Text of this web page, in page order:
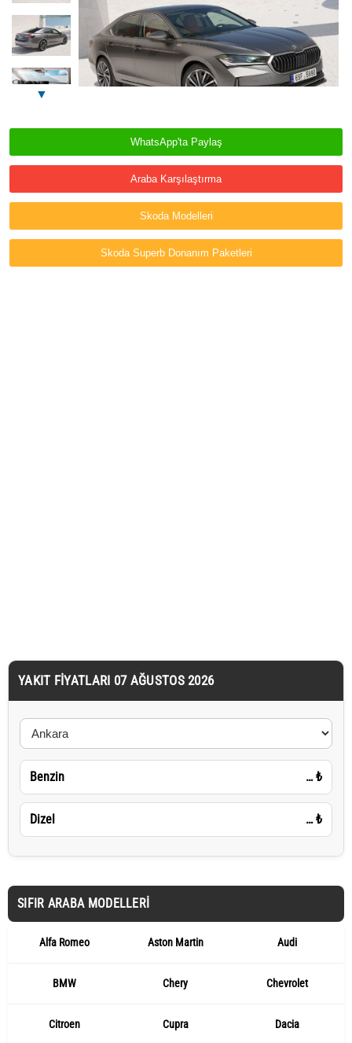
▼
WhatsApp'ta Paylaş
Araba Karşılaştırma
Skoda Modelleri
Skoda Superb Donanım Paketleri
YAKIT FIYATLARI 07 AĞUSTOS 2026
Benzin … ₺
Dizel … ₺
SIFIR ARABA MODELLERI
Alfa Romeo Aston Martin Audi
BMW Chery Chevrolet
Citroen Cupra Dacia